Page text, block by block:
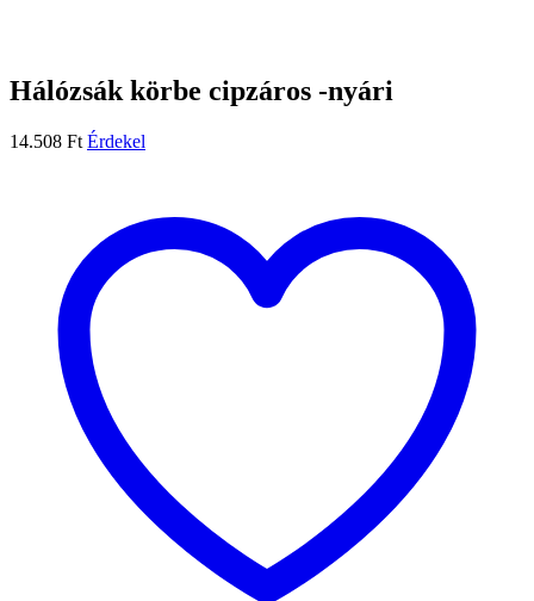
Hálózsák körbe cipzáros -nyári
14.508 Ft Érdekel